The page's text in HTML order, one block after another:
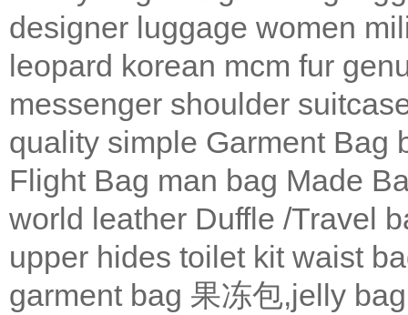
designer luggage women
leopard korean mcm fur
messenger shoulder
quality simple Garment Bag
Flight Bag man bag Made
world leather Duffle /Travel
upper hides toilet kit waist
garment bag 果冻包,jelly bag